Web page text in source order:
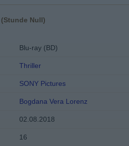
Null)
Blu-ray (BD)
Thriller
SONY Pictures
Bogdana Vera Lorenz
02.08.2018
16